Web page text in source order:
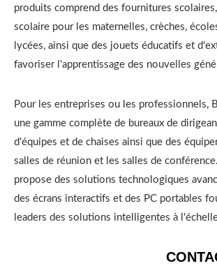
produits comprend des fournitures
scolaire pour les maternelles, crèches,
lycées, ainsi que des jouets éducatifs et
favoriser l'apprentissage des nouvelles
Pour les entreprises ou les professionnels,
une gamme complète de bureaux de
d'équipes et de chaises ainsi que des
salles de réunion et les salles de
propose des solutions technologiques
des écrans interactifs et des PC portables
leaders des solutions intelligentes à